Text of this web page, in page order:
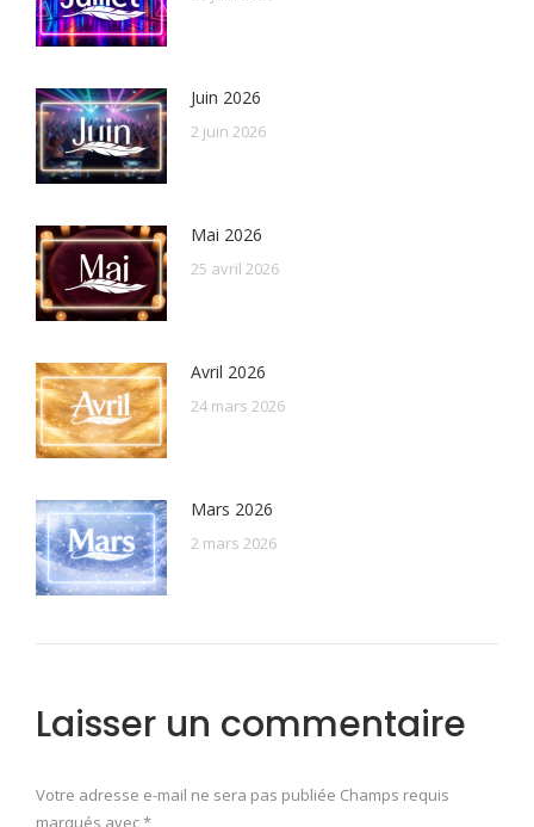
Juin 2026
2 juin 2026
Mai 2026
25 avril 2026
Avril 2026
24 mars 2026
Mars 2026
2 mars 2026
Laisser un commentaire
Votre adresse e-mail ne sera pas publiée Champs requis
marqués avec*